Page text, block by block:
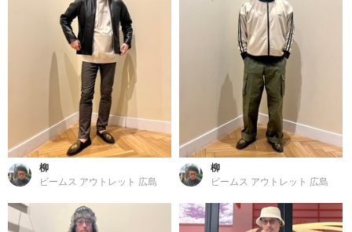
柳
ビームス アウトレット 広島
柳
ビームス アウトレット 広島